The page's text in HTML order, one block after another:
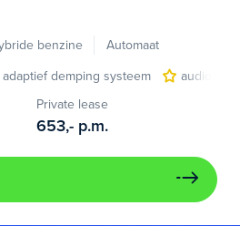
benzine
Automaat
adaptief demping systeem
audio
Private lease
653,- p.m.